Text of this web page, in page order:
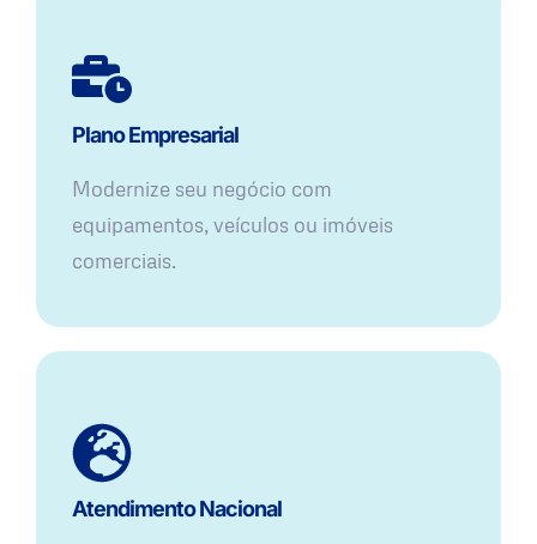
Plano Empresarial
Modernize seu negócio com
equipamentos, veículos ou imóveis
comerciais.
Atendimento Nacional